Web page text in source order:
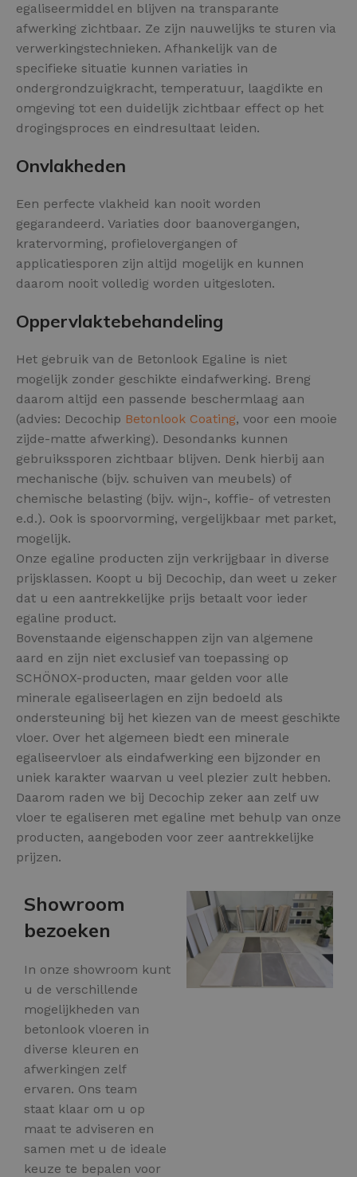
egaliseermiddel en blijven na transparante
afwerking zichtbaar. Ze zijn nauwelijks te sturen via
verwerkingstechnieken. Afhankelijk van de
specifieke situatie kunnen variaties in
ondergrondzuigkracht, temperatuur, laagdikte en
omgeving tot een duidelijk zichtbaar effect op het
drogingsproces en eindresultaat leiden.
Onvlakheden
Een perfecte vlakheid kan nooit worden
gegarandeerd. Variaties door baanovergangen,
kratervorming, profielovergangen of
applicatiesporen zijn altijd mogelijk en kunnen
daarom nooit volledig worden uitgesloten.
Oppervlaktebehandeling
Het gebruik van de Betonlook Egaline is niet
mogelijk zonder geschikte eindafwerking. Breng
daarom altijd een passende beschermlaag aan
(advies: Decochip Betonlook Coating, voor een mooie
zijde-matte afwerking). Desondanks kunnen
gebruikssporen zichtbaar blijven. Denk hierbij aan
mechanische (bijv. schuiven van meubels) of
chemische belasting (bijv. wijn-, koffie- of vetresten
e.d.). Ook is spoorvorming, vergelijkbaar met parket,
mogelijk.
Onze egaline producten zijn verkrijgbaar in diverse
prijsklassen. Koopt u bij Decochip, dan weet u zeker
dat u een aantrekkelijke prijs betaalt voor ieder
egaline product.
Bovenstaande eigenschappen zijn van algemene
aard en zijn niet exclusief van toepassing op
SCHÖNOX-producten, maar gelden voor alle
minerale egaliseerlagen en zijn bedoeld als
ondersteuning bij het kiezen van de meest geschikte
vloer. Over het algemeen biedt een minerale
egaliseervloer als eindafwerking een bijzonder en
uniek karakter waarvan u veel plezier zult hebben.
Daarom raden we bij Decochip zeker aan zelf uw
vloer te egaliseren met egaline met behulp van onze
producten, aangeboden voor zeer aantrekkelijke
prijzen.
Showroom
bezoeken
In onze showroom kunt
u de verschillende
mogelijkheden van
betonlook vloeren in
diverse kleuren en
afwerkingen zelf
ervaren. Ons team
staat klaar om u op
maat te adviseren en
samen met u de ideale
keuze te bepalen voor